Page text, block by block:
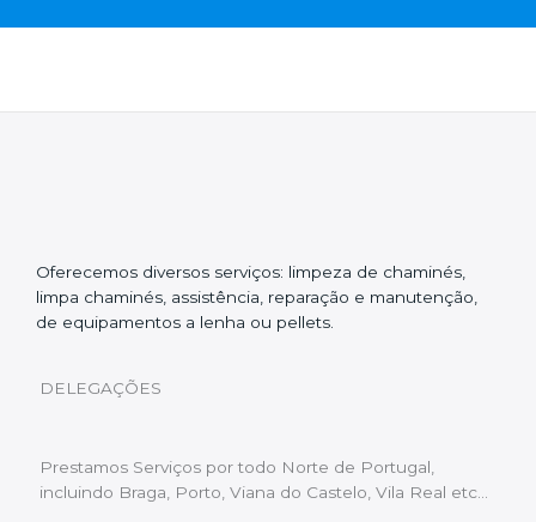
Oferecemos diversos serviços: limpeza de chaminés,
limpa chaminés, assistência, reparação e manutenção,
de equipamentos a lenha ou pellets.
DELEGAÇÕES
Prestamos Serviços por todo Norte de Portugal,
incluindo Braga, Porto, Viana do Castelo, Vila Real etc…